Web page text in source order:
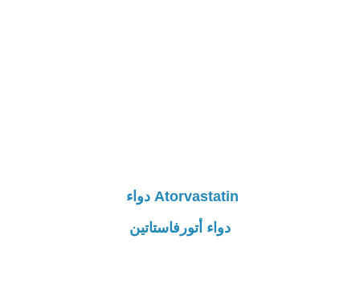
Atorvastatin دواء
دواء أتورفاستاتين